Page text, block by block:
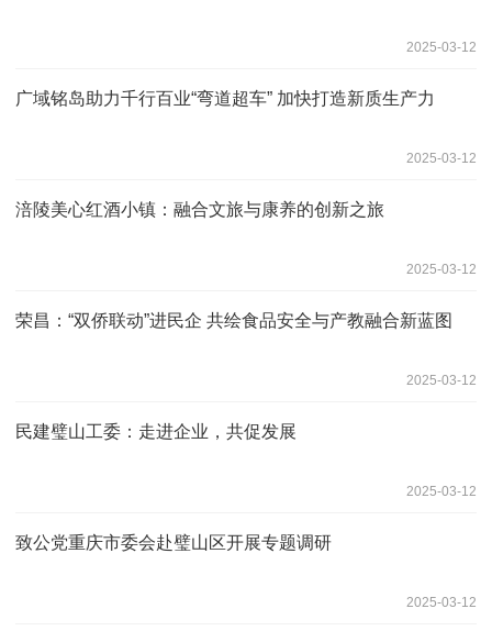
2025-03-12
广域铭岛助力千行百业“弯道超车” 加快打造新质生产力
2025-03-12
涪陵美心红酒小镇：融合文旅与康养的创新之旅
2025-03-12
荣昌：“双侨联动”进民企 共绘食品安全与产教融合新蓝图
2025-03-12
民建璧山工委：走进企业，共促发展
2025-03-12
致公党重庆市委会赴璧山区开展专题调研
2025-03-12